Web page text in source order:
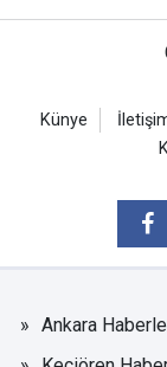
Künye
Ankara